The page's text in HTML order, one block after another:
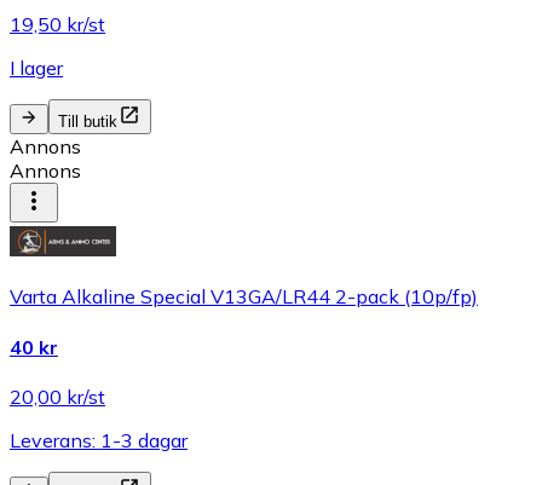
19,50 kr/st
I lager
Till butik
Annons
Annons
Varta Alkaline Special V13GA/LR44 2-pack (10p/fp)
40 kr
20,00 kr/st
Leverans: 1-3 dagar